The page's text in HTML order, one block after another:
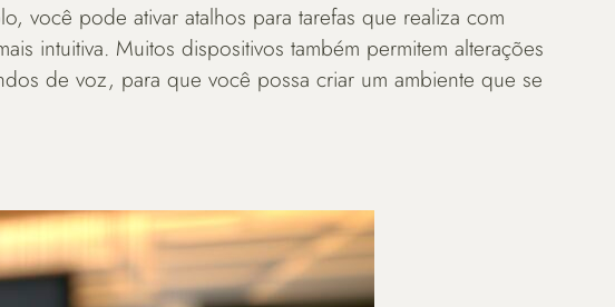
você pode ativar atalhos para tarefas que realiza com
intuitiva. Muitos dispositivos também permitem alterações
de voz, para que você possa criar um ambiente que se